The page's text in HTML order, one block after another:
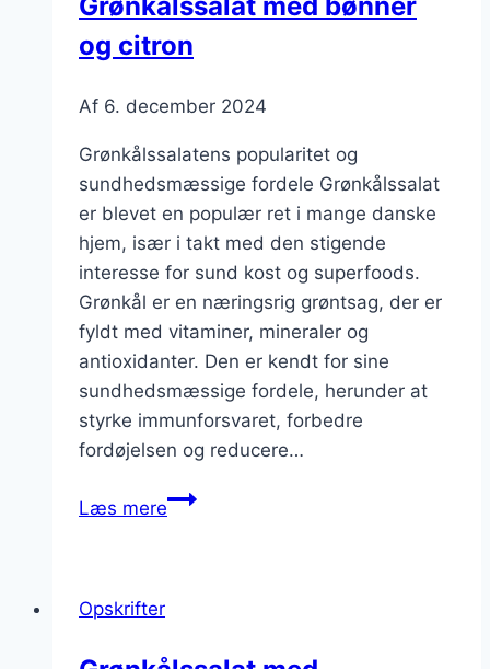
Grønkålssalat med bønner
og citron
Af 6. december 2024
Grønkålssalatens popularitet og
sundhedsmæssige fordele Grønkålssalat
er blevet en populær ret i mange danske
hjem, især i takt med den stigende
interesse for sund kost og superfoods.
Grønkål er en næringsrig grøntsag, der er
fyldt med vitaminer, mineraler og
antioxidanter. Den er kendt for sine
sundhedsmæssige fordele, herunder at
styrke immunforsvaret, forbedre
fordøjelsen og reducere…
Læs mereGrønkålssalat
Opskrifter